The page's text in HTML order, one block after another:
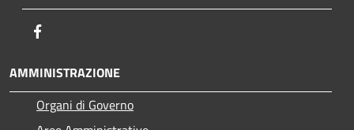
AMMINISTRAZIONE
Organi di Governo